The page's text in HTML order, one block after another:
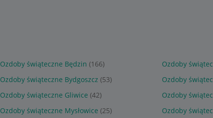
Ozdoby świąteczne Będzin (166) Ozdoby
Ozdoby świąteczne Bydgoszcz (53) Ozdoby
Ozdoby świąteczne Gliwice (42) Ozdoby
Ozdoby świąteczne Mysłowice (25) Ozdoby